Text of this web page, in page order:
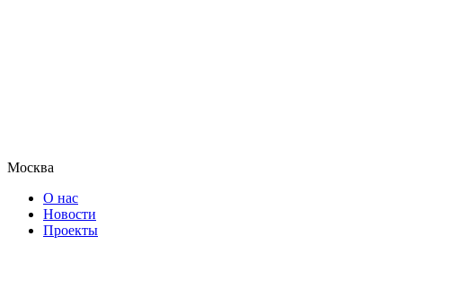
Москва
О нас
Новости
Проекты